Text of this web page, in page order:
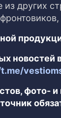
из других
новостей
фото-